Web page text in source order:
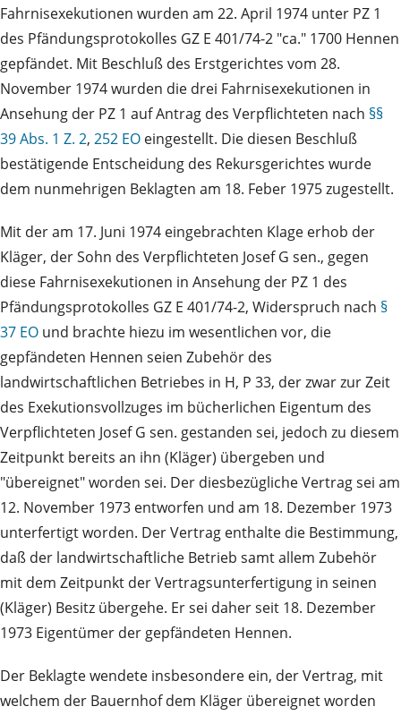
Fahrnisexekutionen wurden am 22. April 1974 unter PZ 1
des Pfändungsprotokolles GZ E 401/74-2 "ca." 1700 Hennen
gepfändet. Mit Beschluß des Erstgerichtes vom 28.
November 1974 wurden die drei Fahrnisexekutionen in
Ansehung der PZ 1 auf Antrag des Verpflichteten nach §§
39 Abs. 1 Z. 2, 252 EO eingestellt. Die diesen Beschluß
bestätigende Entscheidung des Rekursgerichtes wurde
dem nunmehrigen Beklagten am 18. Feber 1975 zugestellt.
Mit der am 17. Juni 1974 eingebrachten Klage erhob der
Kläger, der Sohn des Verpflichteten Josef G sen., gegen
diese Fahrnisexekutionen in Ansehung der PZ 1 des
Pfändungsprotokolles GZ E 401/74-2, Widerspruch nach §
37 EO und brachte hiezu im wesentlichen vor, die
gepfändeten Hennen seien Zubehör des
landwirtschaftlichen Betriebes in H, P 33, der zwar zur Zeit
des Exekutionsvollzuges im bücherlichen Eigentum des
Verpflichteten Josef G sen. gestanden sei, jedoch zu diesem
Zeitpunkt bereits an ihn (Kläger) übergeben und
"übereignet" worden sei. Der diesbezügliche Vertrag sei am
12. November 1973 entworfen und am 18. Dezember 1973
unterfertigt worden. Der Vertrag enthalte die Bestimmung,
daß der landwirtschaftliche Betrieb samt allem Zubehör
mit dem Zeitpunkt der Vertragsunterfertigung in seinen
(Kläger) Besitz übergehe. Er sei daher seit 18. Dezember
1973 Eigentümer der gepfändeten Hennen.
Der Beklagte wendete insbesondere ein, der Vertrag, mit
welchem der Bauernhof dem Kläger übereignet worden